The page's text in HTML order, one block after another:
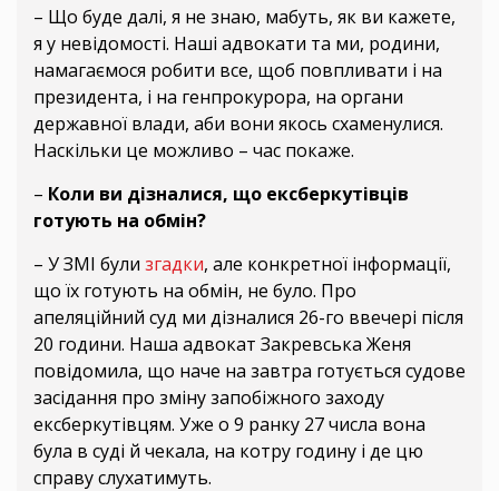
– Що буде далі, я не знаю, мабуть, як ви кажете,
я у невідомості. Наші адвокати та ми, родини,
намагаємося робити все, щоб повпливати і на
президента, і на генпрокурора, на органи
державної влади, аби вони якось схаменулися.
Наскільки це можливо – час покаже.
– Коли ви дізналися, що ексберкутівців
готують на обмін?
– У ЗМІ були згадки, але конкретної інформації,
що їх готують на обмін, не було. Про
апеляційний суд ми дізналися 26-го ввечері після
20 години. Наша адвокат Закревська Женя
повідомила, що наче на завтра готується судове
засідання про зміну запобіжного заходу
ексберкутівцям. Уже о 9 ранку 27 числа вона
була в суді й чекала, на котру годину і де цю
справу слухатимуть.